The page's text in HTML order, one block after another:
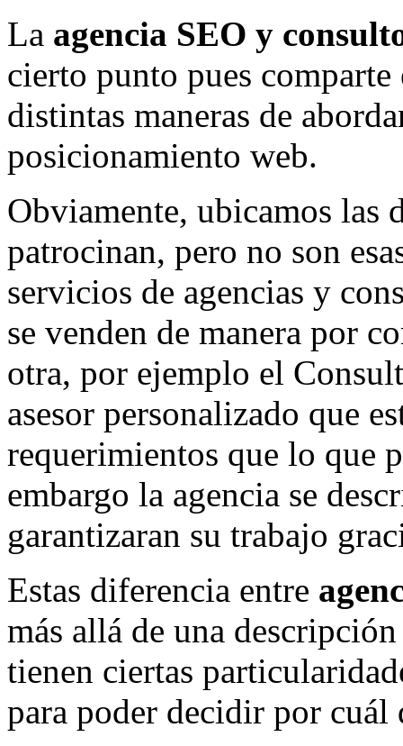
La agencia SEO y
cierto punto pues
distintas maneras de
posicionamiento web.
Obviamente, ubicamos las
patrocinan, pero no son
servicios de agencias y
se venden de manera por
otra, por ejemplo el
asesor personalizado que
requerimientos que lo que
embargo la agencia se
garantizaran su trabajo
Estas diferencia entre
más allá de una
tienen ciertas
para poder decidir por